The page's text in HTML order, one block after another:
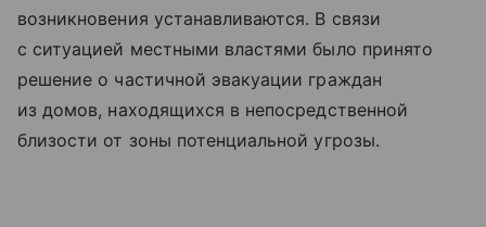
возникновения устанавливаются. В связи
с ситуацией местными властями было принято
решение о частичной эвакуации граждан
из домов, находящихся в непосредственной
близости от зоны потенциальной угрозы.